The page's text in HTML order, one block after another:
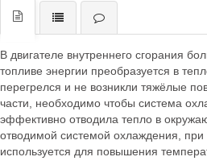
В двигателе внутреннего сгорания
топливе энергии преобразуется в
перегрелся и не возникли тяжёлые
части, необходимо чтобы система
эффективно отводила тепло в
отводимой системой охлаждения, при
используется для повышения